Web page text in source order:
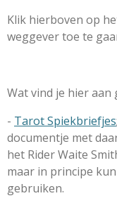
Klik hierboven op
weggever toe te
Wat vind je hier aan
- Tarot Spiekbriefjes
documentje met
het Rider Waite
maar in principe
gebruiken.